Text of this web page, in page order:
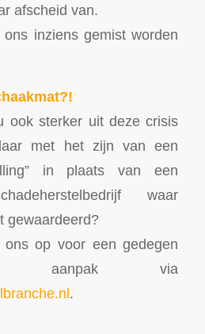
afscheid van.
inziens gemist worden
ook sterker uit deze crisis
met het zijn van een
in plaats van een
waar
gewaardeerd?
op voor een gedegen
aanpak via
.